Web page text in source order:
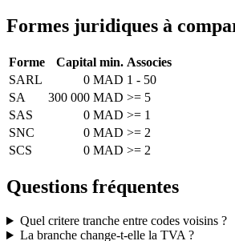
Formes juridiques à
Forme Capital min. Associes
SARL
0 MAD 1 - 50
SA
300 000 MAD >= 5
SAS
0 MAD >= 1
SNC
0 MAD >= 2
SCS
0 MAD >= 2
Questions fréquentes
Quel critere tranche entre codes voisins ?
La branche change-t-elle la TVA ?